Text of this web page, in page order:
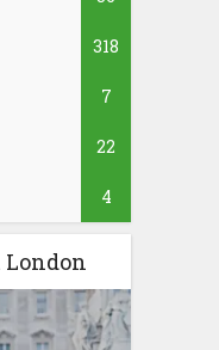
318
7
22
4